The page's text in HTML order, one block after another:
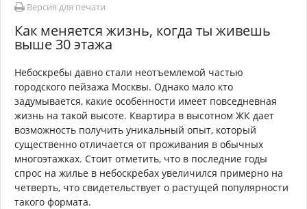
Версия для печати
Как меняется жизнь, когда ты живешь
выше 30 этажа
Небоскребы давно стали неотъемлемой частью
городского пейзажа Москвы. Однако мало кто
задумывается, какие особенности имеет повседневная
жизнь на такой высоте. Квартира в высотном ЖК дает
возможность получить уникальный опыт, который
существенно отличается от проживания в обычных
многоэтажках. Стоит отметить, что в последние годы
спрос на жилье в небоскребах увеличился примерно на
четверть, что свидетельствует о растущей популярности
такого формата.